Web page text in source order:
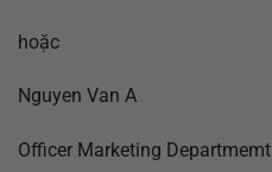
hoặc
Nguyen Van A
Officer Marketing Departmemt